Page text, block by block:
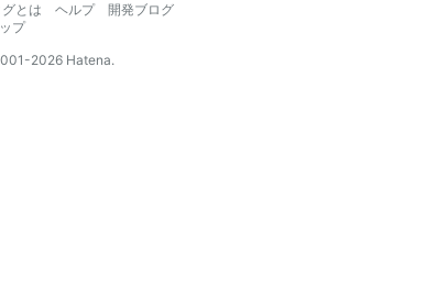
とは
ヘルプ
開発ブログ
プ
2026 Hatena.